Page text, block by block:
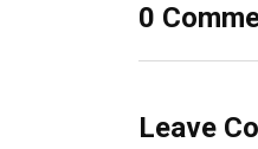
0
Leave